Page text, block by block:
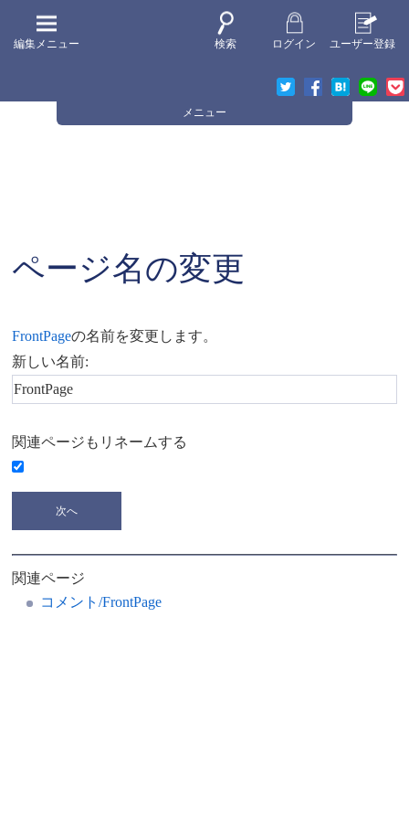
編集メニュー 検索 ログイン ユーザー登録
メニュー
ページ名の変更
FrontPageの名前を変更します。
新しい名前:
関連ページもリネームする
関連ページ
コメント/FrontPage